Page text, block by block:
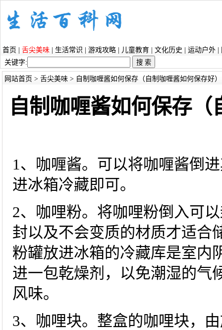
首页 舌尖美味 生活常识 游戏攻略 儿童教育 文化历史 运动户外
关键字:
网站首页 > 舌尖美味> 自制咖喱酱如何保存（自制咖喱酱如何保存好）
自制咖喱酱如何保存
1、咖喱酱。可以将咖喱酱倒
进冰箱冷藏即可。
2、咖哩粉。将咖哩粉倒入可
封以及不会变质的材质才适合
粉罐放进冰箱的冷藏库是室内
进一包乾燥剂，以免潮湿的气
风味。
3、咖哩块。整盒的咖哩块，